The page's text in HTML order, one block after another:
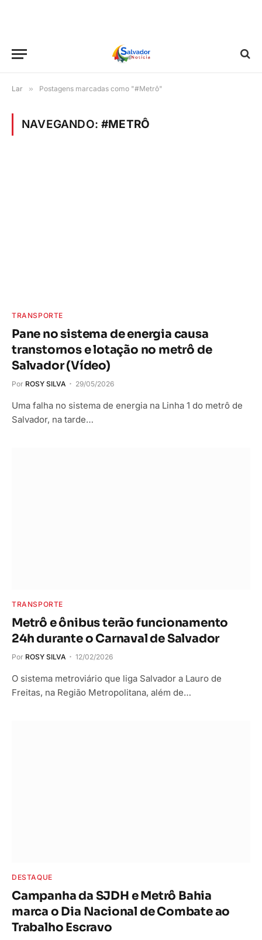
Lar » Postagens marcadas como "#Metrô"
NAVEGANDO:#METRÔ
TRANSPORTE
Pane no sistema de energia causa
transtornos e lotação no metrô de
Salvador (Vídeo)
Por ROSY SILVA 29/05/2026
Uma falha no sistema de energia na Linha 1 do metrô de
Salvador, na tarde…
TRANSPORTE
Metrô e ônibus terão funcionamento
24h durante o Carnaval de Salvador
Por ROSY SILVA 12/02/2026
O sistema metroviário que liga Salvador a Lauro de
Freitas, na Região Metropolitana, além de…
DESTAQUE
Campanha da SJDH e Metrô Bahia
marca o Dia Nacional de Combate ao
Trabalho Escravo